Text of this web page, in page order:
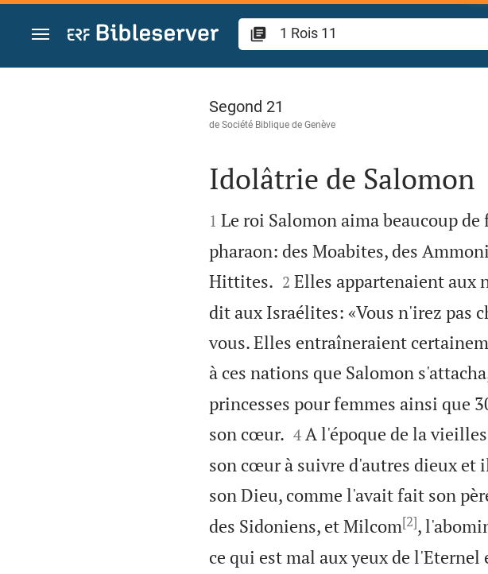
Aller vers contenu
1 Rois 11
Segond 21
de Société Biblique de Genève

Idolâtrie de Salomon

1 Le roi Salomon aima beaucoup
pharaon: des Moabites, des
Hittites.
2 Elles appartenaient aux
dit aux Israélites: «Vous n'irez pas
vous. Elles entraîneraient
à ces nations que Salomon
princesses pour femmes ainsi que
son cœur.
4 A l'époque de la
son cœur à suivre d'autres dieux et
son Dieu, comme l'avait fait son
des Sidoniens, et Milcom[2],
ce qui est mal aux yeux de